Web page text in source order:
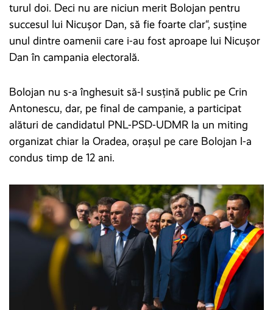
turul doi. Deci nu are niciun merit Bolojan pentru
succesul lui Nicușor Dan, să fie foarte clar“, susține
unul dintre oamenii care i-au fost aproape lui Nicușor
Dan în campania electorală.
Bolojan nu s-a înghesuit să-l susțină public pe Crin
Antonescu, dar, pe final de campanie, a participat
alături de candidatul PNL-PSD-UDMR la un miting
organizat chiar la Oradea, orașul pe care Bolojan l-a
condus timp de 12 ani.